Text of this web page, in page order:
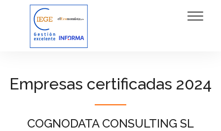
Empresas certificadas 2024
COGNODATA CONSULTING SL